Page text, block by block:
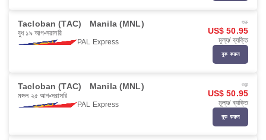
Tacloban (TAC) Manila (MNL)
বুধ ১৯ আগ সরাসরি
PAL Express
শুরু
US$ 50.95
মূল্য/ ব্যক্তি
বুক করুন
Tacloban (TAC) Manila (MNL)
মঙ্গল ২৫ আগ সরাসরি
PAL Express
শুরু
US$ 50.95
মূল্য/ ব্যক্তি
বুক করুন